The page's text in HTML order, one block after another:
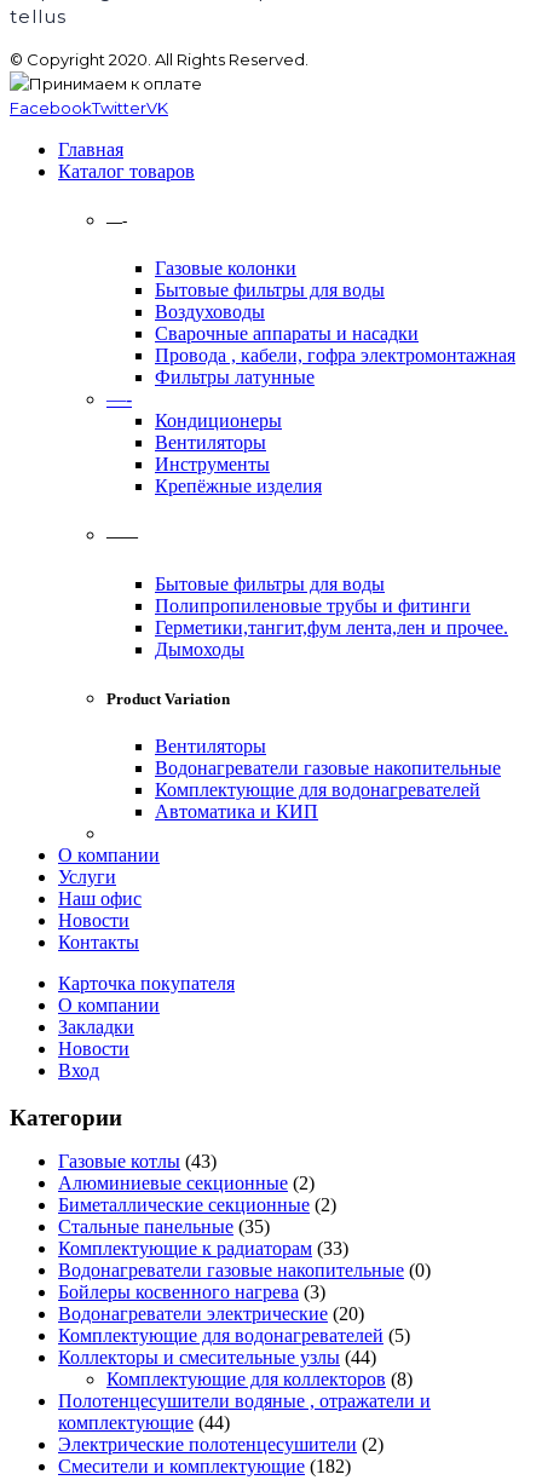
tellus
© Copyright 2020. All Rights Reserved.
FacebookTwitterVK
Главная
Каталог товаров
—-
Газовые колонки
Бытовые фильтры для воды
Воздуховоды
Сварочные аппараты и насадки
Провода , кабели, гофра электромонтажная
Фильтры латунные
—-
Кондиционеры
Вентиляторы
Инструменты
Крепёжные изделия
——
Бытовые фильтры для воды
Полипропиленовые трубы и фитинги
Герметики,тангит,фум лента,лен и прочее.
Дымоходы
Product Variation
Вентиляторы
Водонагреватели газовые накопительные
Комплектующие для водонагревателей
Автоматика и КИП
О компании
Услуги
Наш офис
Новости
Контакты
Карточка покупателя
О компании
Закладки
Новости
Вход
Категории
Газовые котлы (43)
Алюминиевые секционные (2)
Биметаллические секционные (2)
Стальные панельные (35)
Комплектующие к радиаторам (33)
Водонагреватели газовые накопительные (0)
Бойлеры косвенного нагрева (3)
Водонагреватели электрические (20)
Комплектующие для водонагревателей (5)
Коллекторы и смесительные узлы (44)
Комплектующие для коллекторов (8)
Полотенцесушители водяные , отражатели и
комплектующие (44)
Электрические полотенцесушители (2)
Смесители и комплектующие (182)